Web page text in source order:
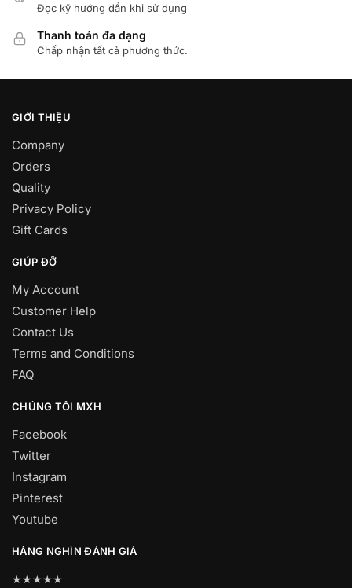
Đọc kỹ hướng dẩn khi sử dụng
Thanh toán đa dạng
Chấp nhận tất cả phương thức.
GIỚI THIỆU
Company
Orders
Quality
Privacy Policy
Gift Cards
GIÚP ĐỠ
My Account
Customer Help
Contact Us
Terms and Conditions
FAQ
CHÚNG TÔI MXH
Facebook
Twitter
Instagram
Pinterest
Youtube
HÀNG NGHÌN ĐÁNH GIÁ
★★★★★